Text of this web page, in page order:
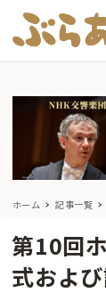
ホーム 記事一覧
第10回
式およ